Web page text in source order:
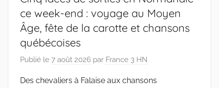
ce week-end : voyage au Moyen
Âge, fête de la carotte et chansons
québécoises
Publié le 7 août 2026 par France 3 HN
Des chevaliers à Falaise aux chansons